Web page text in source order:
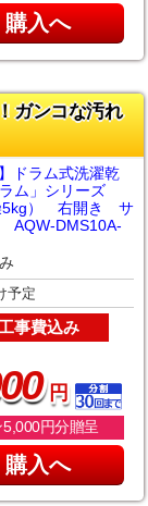
購入へ
ガンコな汚れ
ドラム式洗濯乾
ム」シリーズ
5kg） 右開き サ
AQW-DMS10A-
予定
事費込み
円
円分贈呈
購入へ